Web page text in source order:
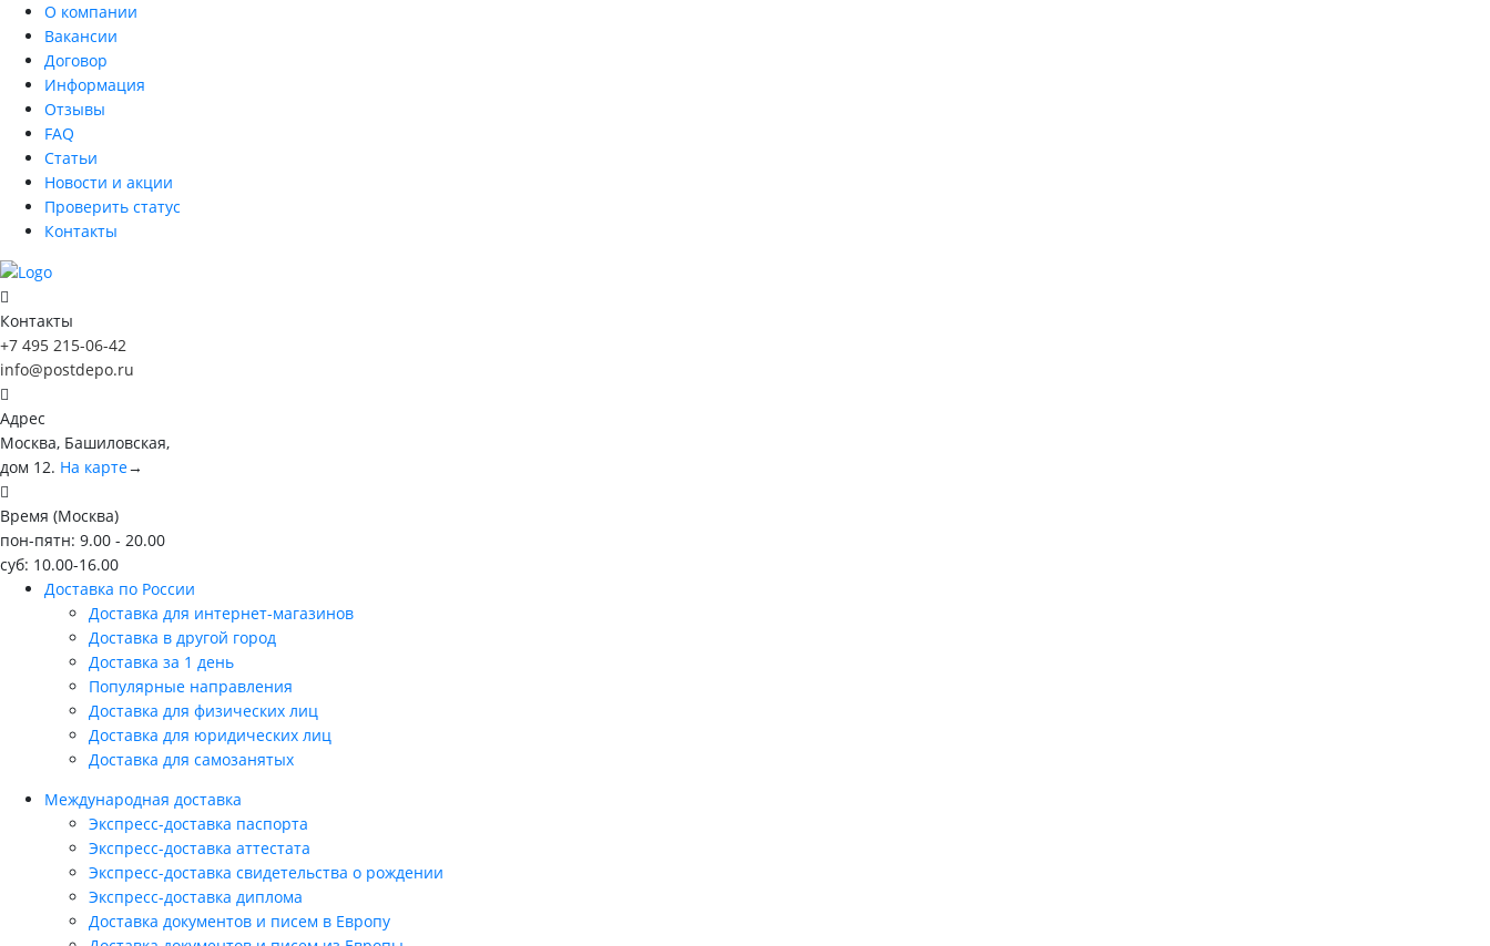
О компании
Вакансии
Договор
Информация
Отзывы
FAQ
Статьи
Новости и акции
Проверить статус
Контакты
Контакты
+7 495 215-06-42
info@postdepo.ru
Адрес
Москва, Башиловская,
дом 12. На карте→
Время (Москва)
пон-пятн: 9.00 - 20.00
суб: 10.00-16.00
Доставка по России
Доставка для интернет-магазинов
Доставка в другой город
Доставка за 1 день
Популярные направления
Доставка для физических лиц
Доставка для юридических лиц
Доставка для самозанятых
Международная доставка
Экспресс-доставка паспорта
Экспресс-доставка аттестата
Экспресс-доставка свидетельства о рождении
Экспресс-доставка диплома
Доставка документов и писем в Европу